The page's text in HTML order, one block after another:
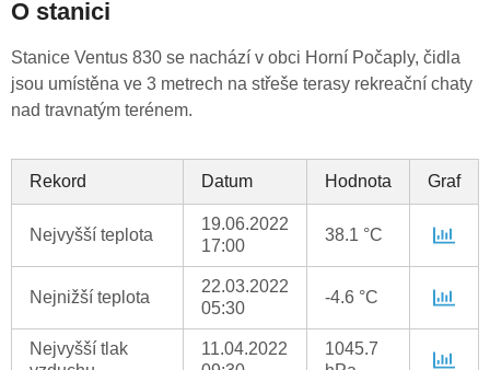
O stanici
Stanice Ventus 830 se nachází v obci Horní Počaply, čidla
jsou umístěna ve 3 metrech na střeše terasy rekreační chaty
nad travnatým terénem.
Rekord Datum Hodnota Graf
Nejvyšší teplota
19.06.2022
17:00
38.1 °C
Nejnižší teplota
22.03.2022
05:30
-4.6 °C
Nejvyšší tlak
11.04.2022
1045.7